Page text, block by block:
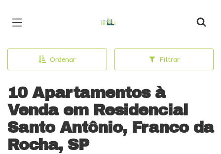
Ordenar Filtrar
10 Apartamentos à
Venda em Residencial
Santo Antônio, Franco da
Rocha, SP